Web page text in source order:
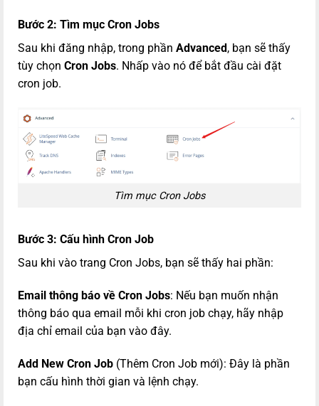
Bước 2: Tìm mục Cron Jobs
Sau khi đăng nhập, trong phần Advanced , bạn sẽ thấy
tùy chọn Cron Jobs. Nhấp vào nó để bắt đầu cài đặt
cron job.
Tìm mục Cron Jobs
Bước 3: Cấu hình Cron Job
Sau khi vào trang Cron Jobs, bạn sẽ thấy hai phần:
Email thông báo về Cron Jobs: Nếu bạn muốn nhận
thông báo qua email mỗi khi cron job chạy, hãy nhập
địa chỉ email của bạn vào đây.
Add New Cron Job (Thêm Cron Job mới): Đây là phần
bạn cấu hình thời gian và lệnh chạy.